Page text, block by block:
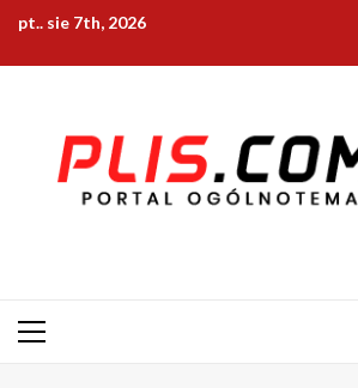
Skip
content
pt.. sie 7th, 2026
Primary